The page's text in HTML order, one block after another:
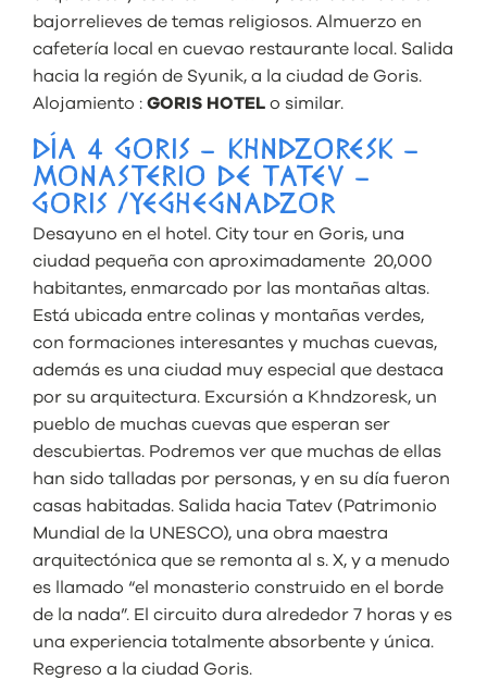
bajorrelieves de temas religiosos. Almuerzo en
cafetería local en cuevao restaurante local. Salida
hacia la región de Syunik, a la ciudad de Goris.
Alojamiento : GORIS HOTEL o similar.
DÍA 4 GORIS – KHNDZORESK –
MONASTERIO DE TATEV –
GORIS /YEGHEGNADZOR
Desayuno en el hotel. City tour en Goris, una
ciudad pequeña con aproximadamente 20,000
habitantes, enmarcado por las montañas altas.
Está ubicada entre colinas y montañas verdes,
con formaciones interesantes y muchas cuevas,
además es una ciudad muy especial que destaca
por su arquitectura. Excursión a Khndzoresk, un
pueblo de muchas cuevas que esperan ser
descubiertas. Podremos ver que muchas de ellas
han sido talladas por personas, y en su día fueron
casas habitadas. Salida hacia Tatev (Patrimonio
Mundial de la UNESCO), una obra maestra
arquitectónica que se remonta al s. X, y a menudo
es llamado “el monasterio construido en el borde
de la nada”. El circuito dura alrededor 7 horas y es
una experiencia totalmente absorbente y única.
Regreso a la ciudad Goris.